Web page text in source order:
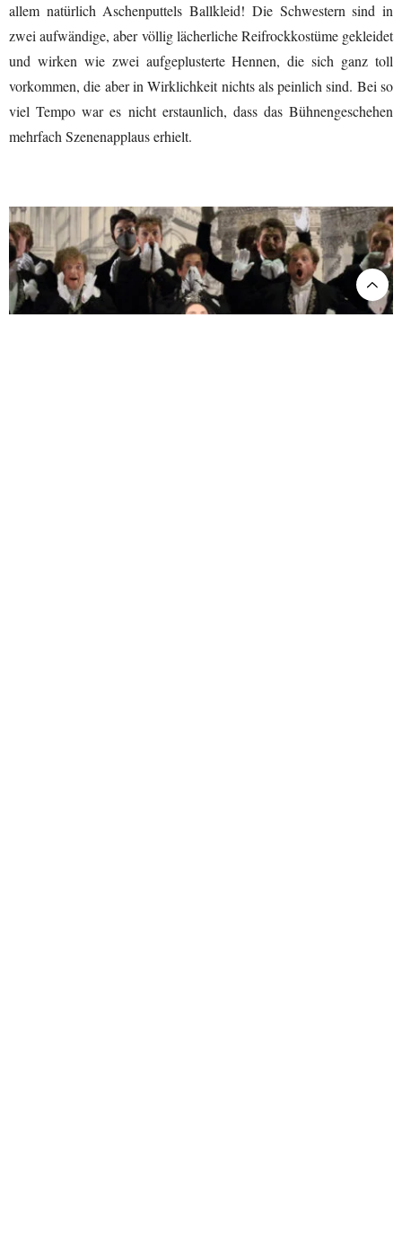
allem natürlich Aschenputtels Ballkleid! Die Schwestern sind in
zwei aufwändige, aber völlig lächerliche Reifrockkostüme gekleidet
und wirken wie zwei aufgeplusterte Hennen, die sich ganz toll
vorkommen, die aber in Wirklichkeit nichts als peinlich sind. Bei so
viel Tempo war es nicht erstaunlich, dass das Bühnengeschehen
mehrfach Szenenapplaus erhielt.